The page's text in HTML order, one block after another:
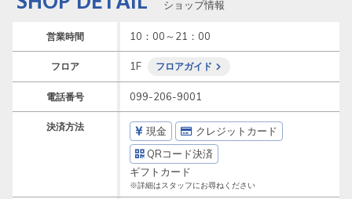
ショップ情報
営業時間 10：00～21：00
フロア 1F フロアガイド
電話番号 099-206-9001
決済方法 現金
クレジットカード
QRコード決済
ギフトカード
※詳細はスタッフにお尋ねください